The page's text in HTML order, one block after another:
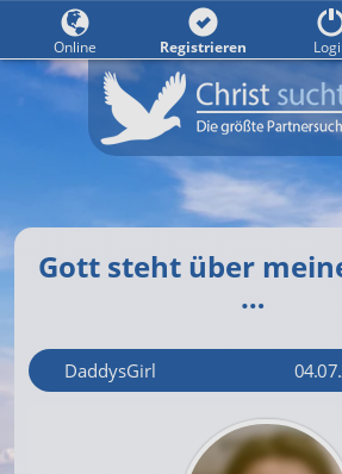
Gott steht über
…
DaddysGirl
Online Registrieren